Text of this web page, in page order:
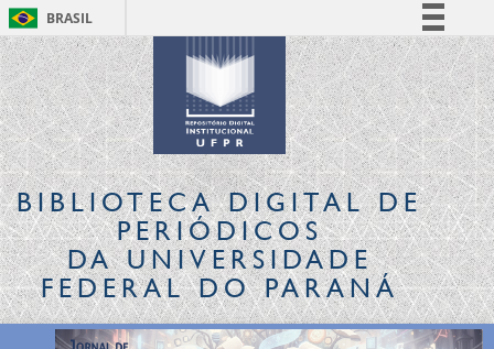
BRASIL
Simplifique!
Comunica BR
Participe
Acesso à informação
Legislação
Canais
BIBLIOTECA DIGITALDE
PERIÓDICOS
DA UNIVERSIDADE
FEDERAL DO PARANÁ